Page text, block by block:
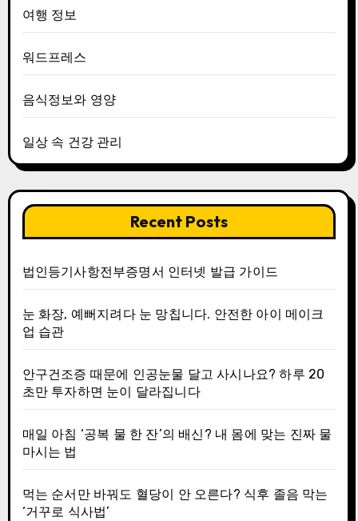
여행 정보
워드프레스
음식정보와 영양
일상 속 건강 관리
Recent Posts
법인등기사항전부증명서 인터넷 발급 가이드
눈 화장, 예뻐지려다 눈 망칩니다. 안전한 아이 메이크
업 습관
안구건조증 때문에 인공눈물 달고 사시나요? 하루 20
초만 투자하면 눈이 달라집니다
매일 아침 ‘공복 물 한 잔’의 배신? 내 몸에 맞는 진짜 물
마시는 법
먹는 순서만 바꿔도 혈당이 안 오른다? 식후 졸음 막는
‘거꾸로 식사법’